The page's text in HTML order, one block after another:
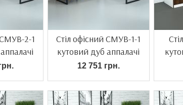
2-1
Стіл офісний СМУВ-1-1
кутовий дуб аппалачі
12 751 грн.